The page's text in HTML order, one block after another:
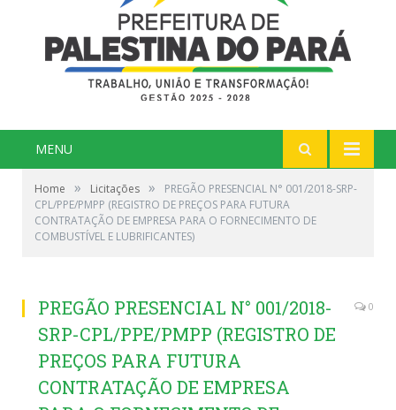
MENU
Home » Licitações »
PREGÃO PRESENCIAL N° 001/2018-SRP-
CPL/PPE/PMPP (REGISTRO DE PREÇOS PARA FUTURA
CONTRATAÇÃO DE EMPRESA PARA O FORNECIMENTO DE
COMBUSTÍVEL E LUBRIFICANTES)
PREGÃO PRESENCIAL N° 001/2018-
SRP-CPL/PPE/PMPP (REGISTRO DE
PREÇOS PARA FUTURA
CONTRATAÇÃO DE EMPRESA
0